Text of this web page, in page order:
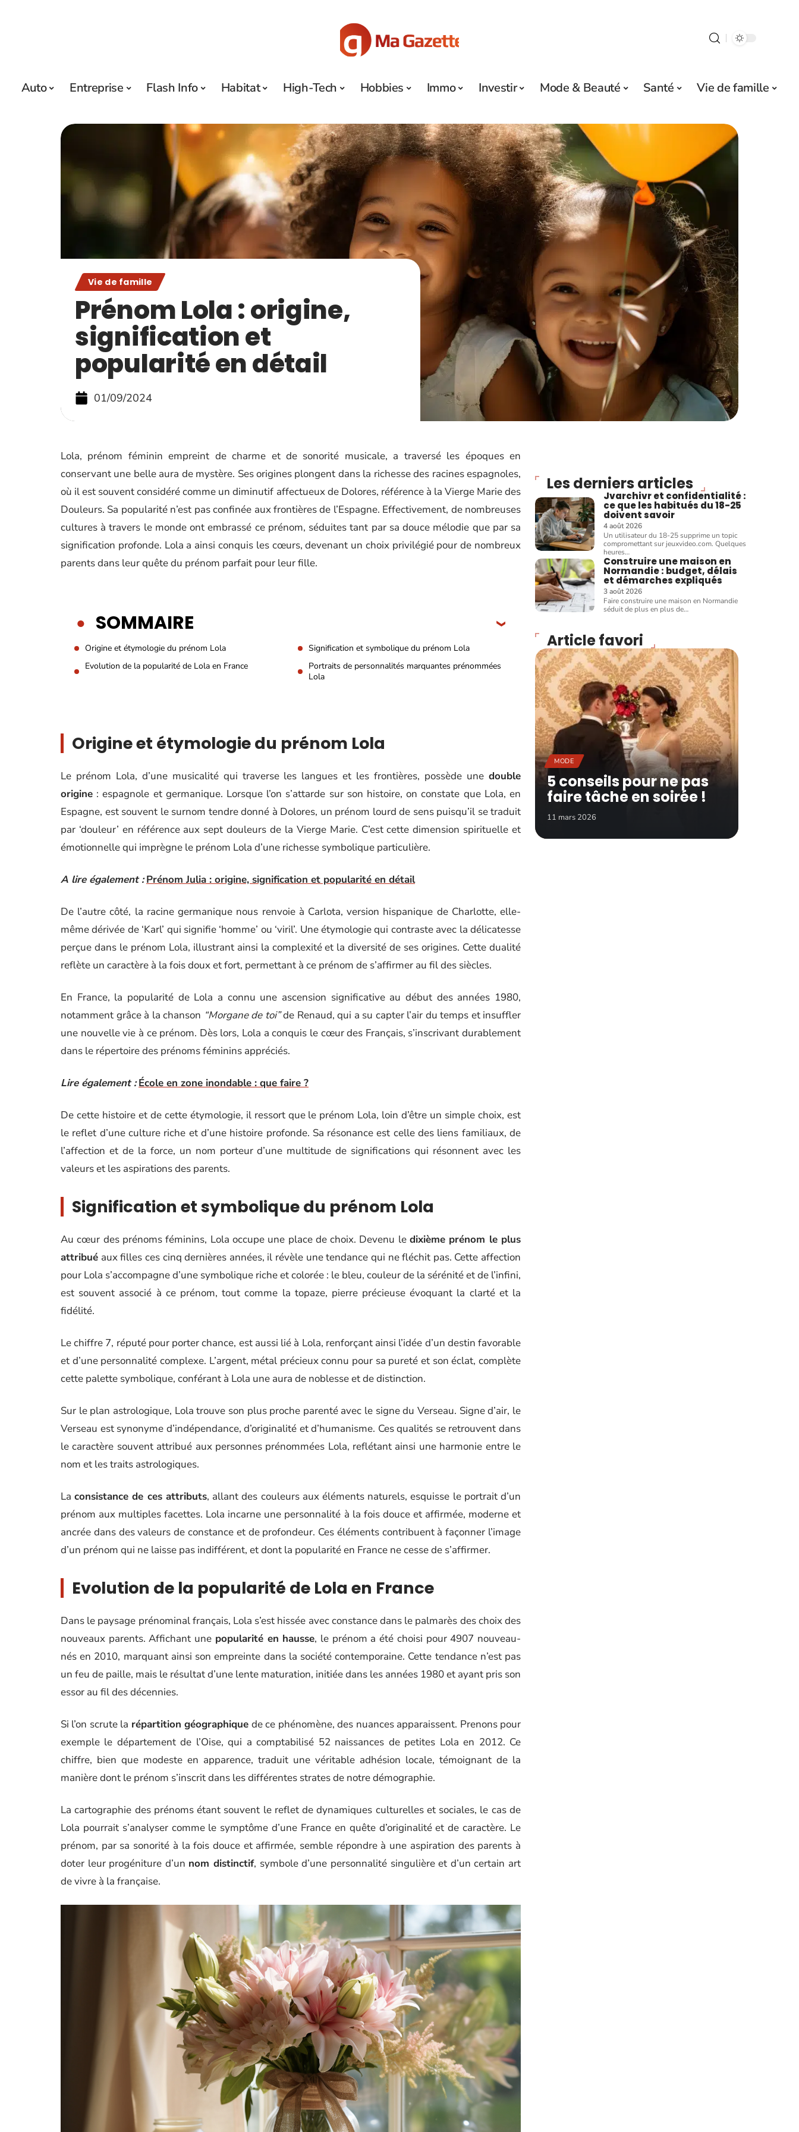
Auto Entreprise Flash Info Habitat High-Tech Hobbies Immo Investir Mode & Beauté Santé Vie de famille
Vie de famille
Prénom Lola : origine,
signification et
popularité en détail
01/09/2024
Lola, prénom féminin empreint de charme et de sonorité musicale, a traversé les époques en
conservant une belle aura de mystère. Ses origines plongent dans la richesse des racines espagnoles,
où il est souvent considéré comme un diminutif affectueux de Dolores, référence à la Vierge Marie des
Douleurs. Sa popularité n’est pas confinée aux frontières de l’Espagne. Effectivement, de nombreuses
cultures à travers le monde ont embrassé ce prénom, séduites tant par sa douce mélodie que par sa
signification profonde. Lola a ainsi conquis les cœurs, devenant un choix privilégié pour de nombreux
parents dans leur quête du prénom parfait pour leur fille.
SOMMAIRE
Origine et étymologie du prénom Lola
Signification et symbolique du prénom Lola
Evolution de la popularité de Lola en France
Portraits de personnalités marquantes prénommées
Lola
Origine et étymologie du prénom Lola
Le prénom Lola, d’une musicalité qui traverse les langues et les frontières, possède une double
origine : espagnole et germanique. Lorsque l’on s’attarde sur son histoire, on constate que Lola, en
Espagne, est souvent le surnom tendre donné à Dolores, un prénom lourd de sens puisqu’il se traduit
par ‘douleur’ en référence aux sept douleurs de la Vierge Marie. C’est cette dimension spirituelle et
émotionnelle qui imprègne le prénom Lola d’une richesse symbolique particulière.
A lire également : Prénom Julia : origine, signification et popularité en détail
De l’autre côté, la racine germanique nous renvoie à Carlota, version hispanique de Charlotte, elle-
même dérivée de ‘Karl’ qui signifie ‘homme’ ou ‘viril’. Une étymologie qui contraste avec la délicatesse
perçue dans le prénom Lola, illustrant ainsi la complexité et la diversité de ses origines. Cette dualité
reflète un caractère à la fois doux et fort, permettant à ce prénom de s’affirmer au fil des siècles.
En France, la popularité de Lola a connu une ascension significative au début des années 1980,
notamment grâce à la chanson “Morgane de toi”de Renaud, qui a su capter l’air du temps et insuffler
une nouvelle vie à ce prénom. Dès lors, Lola a conquis le cœur des Français, s’inscrivant durablement
dans le répertoire des prénoms féminins appréciés.
Lire également : École en zone inondable : que faire ?
De cette histoire et de cette étymologie, il ressort que le prénom Lola, loin d’être un simple choix, est
le reflet d’une culture riche et d’une histoire profonde. Sa résonance est celle des liens familiaux, de
l’affection et de la force, un nom porteur d’une multitude de significations qui résonnent avec les
valeurs et les aspirations des parents.
Signification et symbolique du prénom Lola
Au cœur des prénoms féminins, Lola occupe une place de choix. Devenu ledixième prénom le plus
attribué aux filles ces cinq dernières années, il révèle une tendance qui ne fléchit pas. Cette affection
pour Lola s’accompagne d’une symbolique riche et colorée : le bleu, couleur de la sérénité et de l’infini,
est souvent associé à ce prénom, tout comme la topaze, pierre précieuse évoquant la clarté et la
fidélité.
Le chiffre 7, réputé pour porter chance, est aussi lié à Lola, renforçant ainsi l’idée d’un destin favorable
et d’une personnalité complexe. L’argent, métal précieux connu pour sa pureté et son éclat, complète
cette palette symbolique, conférant à Lola une aura de noblesse et de distinction.
Sur le plan astrologique, Lola trouve son plus proche parenté avec le signe du Verseau. Signe d’air, le
Verseau est synonyme d’indépendance, d’originalité et d’humanisme. Ces qualités se retrouvent dans
le caractère souvent attribué aux personnes prénommées Lola, reflétant ainsi une harmonie entre le
nom et les traits astrologiques.
Laconsistance de ces attributs, allant des couleurs aux éléments naturels, esquisse le portrait d’un
prénom aux multiples facettes. Lola incarne une personnalité à la fois douce et affirmée, moderne et
ancrée dans des valeurs de constance et de profondeur. Ces éléments contribuent à façonner l’image
d’un prénom qui ne laisse pas indifférent, et dont la popularité en France ne cesse de s’affirmer.
Evolution de la popularité de Lola en France
Dans le paysage prénominal français, Lola s’est hissée avec constance dans le palmarès des choix des
nouveaux parents. Affichant une popularité en hausse, le prénom a été choisi pour 4907 nouveau-
nés en 2010, marquant ainsi son empreinte dans la société contemporaine. Cette tendance n’est pas
un feu de paille, mais le résultat d’une lente maturation, initiée dans les années 1980 et ayant pris son
essor au fil des décennies.
Si l’on scrute la répartition géographique de ce phénomène, des nuances apparaissent. Prenons pour
exemple le département de l’Oise, qui a comptabilisé 52 naissances de petites Lola en 2012. Ce
chiffre, bien que modeste en apparence, traduit une véritable adhésion locale, témoignant de la
manière dont le prénom s’inscrit dans les différentes strates de notre démographie.
La cartographie des prénoms étant souvent le reflet de dynamiques culturelles et sociales, le cas de
Lola pourrait s’analyser comme le symptôme d’une France en quête d’originalité et de caractère. Le
prénom, par sa sonorité à la fois douce et affirmée, semble répondre à une aspiration des parents à
doter leur progéniture d’un nom distinctif, symbole d’une personnalité singulière et d’un certain art
de vivre à la française.
Les derniers articles
Jvarchivr et confidentialité :
ce que les habitués du 18-25
doivent savoir
4 août 2026
Un utilisateur du 18-25 supprime un topic
compromettant sur jeuxvideo.com. Quelques
heures…
Construire une maison en
Normandie : budget, délais
et démarches expliqués
3 août 2026
Faire construire une maison en Normandie
séduit de plus en plus de…
Article favori
MODE
5 conseils pour ne pas
faire tâche en soirée !
11 mars 2026